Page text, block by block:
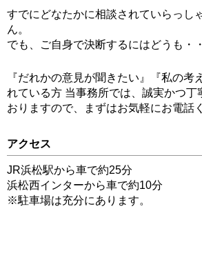
すでにどなたかに相談されていらっし
ん。
でも、ご自身で決断するにはどうも・
『だれかの意見が聞きたい』『私の考
れている方 当事務所では、誠実かつ丁
おりますので、まずはお気軽にお電話
アクセス
JR浜松駅から車で約25分
浜松西インターから車で約10分
※駐車場は充分にあります。